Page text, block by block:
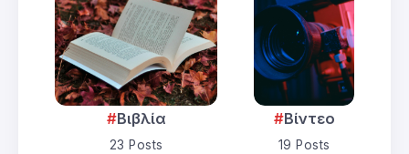
Βιβλία
23 Posts
Βίντεο
19 Posts